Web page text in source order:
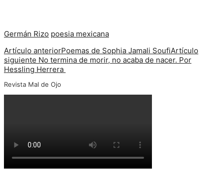
Germán Rizo poesia mexicana
Artículo anteriorPoemas de Sophia Jamali SoufiArtículo
siguiente No termina de morir, no acaba de nacer. Por
Hessling Herrera
Revista Mal de Ojo